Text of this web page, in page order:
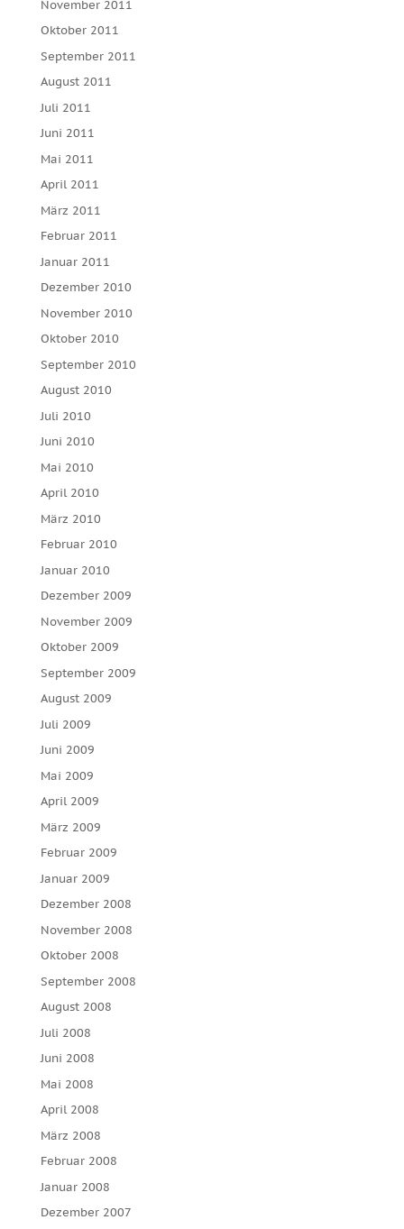
November 2011
Oktober 2011
September 2011
August 2011
Juli 2011
Juni 2011
Mai 2011
April 2011
März 2011
Februar 2011
Januar 2011
Dezember 2010
November 2010
Oktober 2010
September 2010
August 2010
Juli 2010
Juni 2010
Mai 2010
April 2010
März 2010
Februar 2010
Januar 2010
Dezember 2009
November 2009
Oktober 2009
September 2009
August 2009
Juli 2009
Juni 2009
Mai 2009
April 2009
März 2009
Februar 2009
Januar 2009
Dezember 2008
November 2008
Oktober 2008
September 2008
August 2008
Juli 2008
Juni 2008
Mai 2008
April 2008
März 2008
Februar 2008
Januar 2008
Dezember 2007